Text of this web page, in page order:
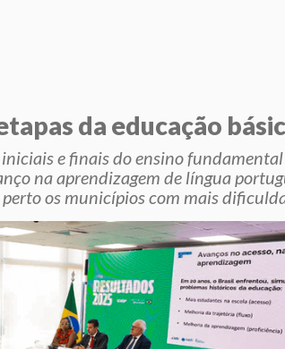
da educação
e finais do ensino
na aprendizagem de língua
os municípios com mais